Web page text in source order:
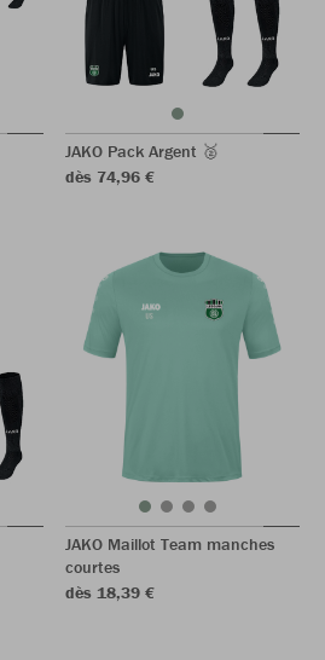
JAKO Pack Argent 🥈
dès 74,96 €
JAKO Maillot Team manches
courtes
dès 18,39 €